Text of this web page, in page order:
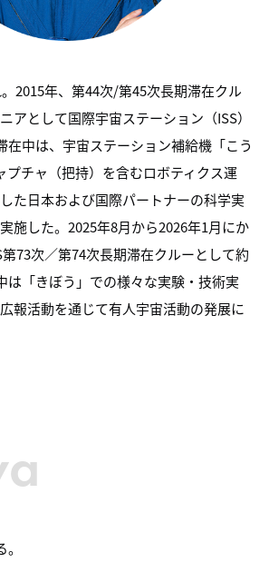
2015年、第44次/第45次長期滞在クル
アとして国際宇宙ステーション（ISS）
在中は、宇宙ステーション補給機「こう
プチャ（把持）を含むロボティクス運
た日本および国際パートナーの科学実
施した。2025年8月から2026年1月にか
73次／第74次長期滞在クルーとして約
は「きぼう」での様々な実験・技術実
報活動を通じて有人宇宙活動の発展に